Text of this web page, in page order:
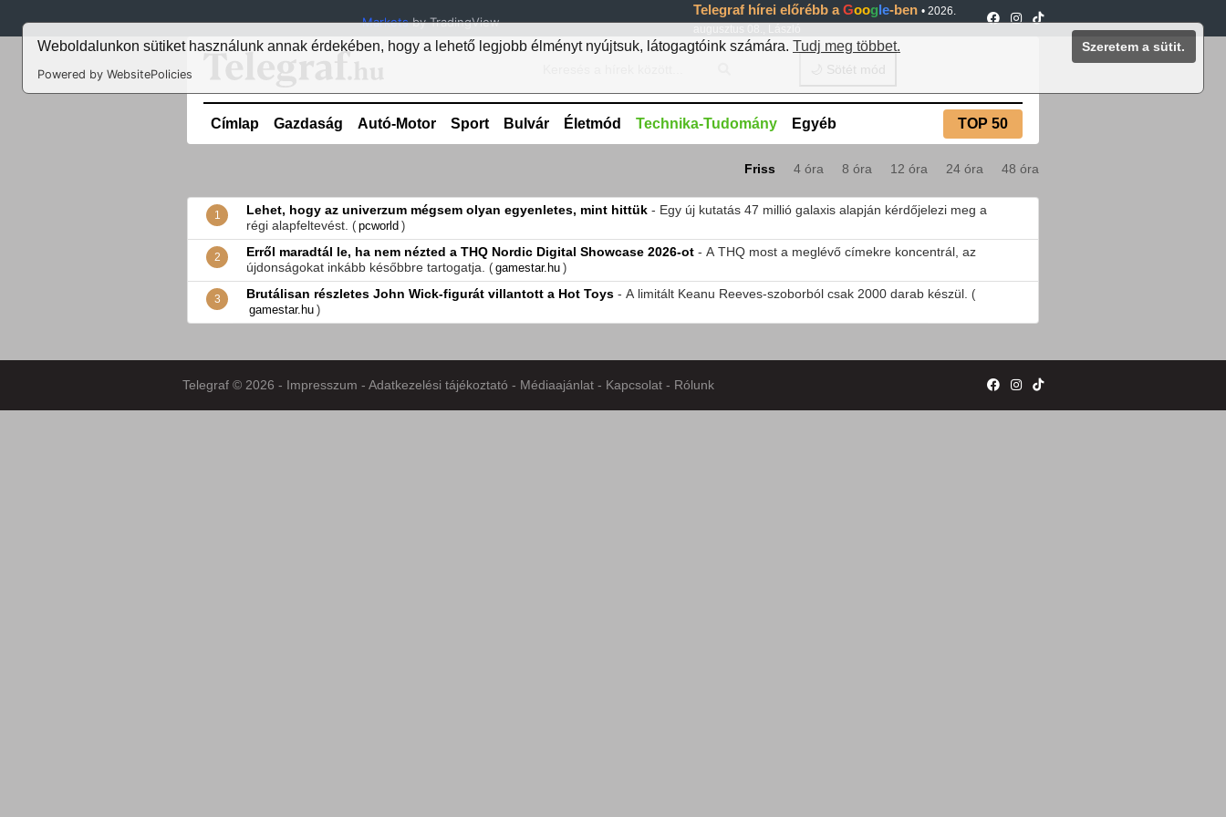
Weboldalunkon sütiket használunk annak érdekében, hogy a lehető legjobb élményt nyújtsuk, látogagtóink számára. Tudj meg többet. Szeretem a sütit.
Powered by WebsitePolicies
Marketsby TradingView
Telegraf hírei előrébb aGoogle-ben • 2026.
🌙 Sötét mód
Címlap Gazdaság Autó-Motor Sport Bulvár Életmód Technika-Tudomány Egyéb TOP 50
Friss 4 óra 8 óra 12 óra 24 óra 48 óra
1 Lehet, hogy az univerzum mégsem olyan egyenletes, mint hittük - Egy új kutatás 47 millió galaxis alapján kérdőjelezi meg a
régi alapfeltevést. ( pcworld )
2 Erről maradtál le, ha nem nézted a THQ Nordic Digital Showcase 2026-ot - A THQ most a meglévő címekre koncentrál, az
újdonságokat inkább későbbre tartogatja. ( gamestar.hu )
3 Brutálisan részletes John Wick-figurát villantott a Hot Toys - A limitált Keanu Reeves-szoborból csak 2000 darab készül. (
gamestar.hu )
Telegraf © 2026 - Impresszum - Adatkezelési tájékoztató - Médiaajánlat - Kapcsolat - Rólunk